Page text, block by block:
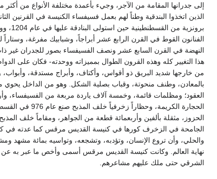
إلى جدرانها المقامة من الآجر، وجيء بأعمدة مختلفة الأنواع من
الذين اتخذوا البندقية وطناً لهم بعمل فسيفساء الكنيسة في القرنين
برونزية
الفنانون القوط في القرن الرابع عشر أبراجاً، وشبابيك مفرغة،
النهضة في القرن السابع عشر ونصف الفسيفساء بصور للجدران غير
هذا التغيير كله وهذه القرون الطوال بمميزاته ووحدته- فكان على
من خارجها شديد البريق ذو أقواس، وأكتاف، وأبراج مستدقة، وأبواب،
بالمعادن، وطنف منحوتة، وقباب بصلية الشكل. وهو من الداخل يحوي
العقود؛ ومظلمات قائمة، وخمسة آلاف ياردة مربعة من الفسيفساء،
الحجارة الكريمة،
الجامحة في الزخرف كورها في كنيسة القديس مرقس كما عدته في
والحلي، وأن تروع الإنسان، وتؤدبه، وتشجعه، وتواسيه بمائة مشهد
نهاية العالم. وكانت كنيسة القديس مرقس أسمى وأخص ما عبر به عن
الشرقي حتى ملك عليهم مشاعرهم.